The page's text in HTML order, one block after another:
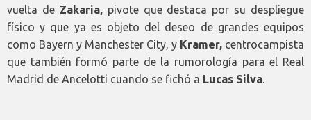
vuelta de Zakaria, pivote que destaca por su despliegue
físico y que ya es objeto del deseo de grandes equipos
como Bayern y Manchester City, y Kramer, centrocampista
que también formó parte de la rumorología para el Real
Madrid de Ancelotti cuando se fichó a Lucas Silva.